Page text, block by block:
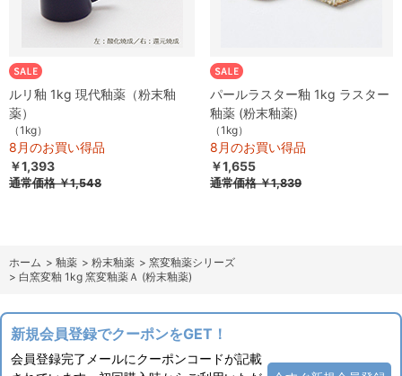
ルリ釉 1kg 現代釉薬（粉末釉
薬）
（1kg）
8月のお買い得品
￥1,393
通常価格￥1,548
パールラスター釉 1kg ラスター
釉薬 (粉末釉薬)
（1kg）
8月のお買い得品
￥1,655
通常価格￥1,839
ホーム > 釉薬 > 粉末釉薬 > 窯変釉薬シリーズ
> 白窯変釉 1kg 窯変釉薬Ａ (粉末釉薬)
新規会員登録でクーポンをGET！
会員登録完了メールにクーポンコードが記載